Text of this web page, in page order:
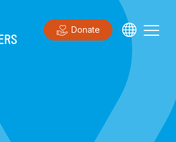
Donate